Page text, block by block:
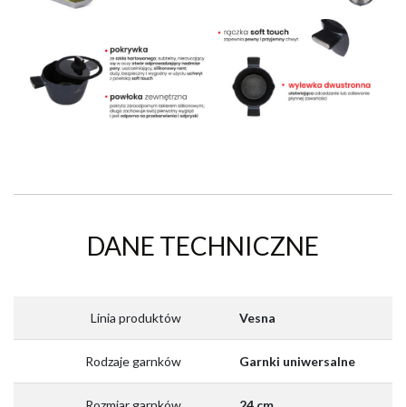
DANE TECHNICZNE
Linia produktów Vesna
Rodzaje garnków Garnki uniwersalne